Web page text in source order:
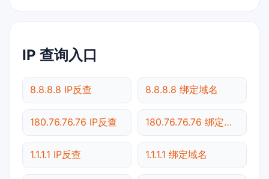
IP 查询入口
8.8.8.8 IP反查 8.8.8.8 绑定域名
180.76.76.76 IP反查 180.76.76.76 绑定域名
1.1.1.1 IP反查 1.1.1.1 绑定域名